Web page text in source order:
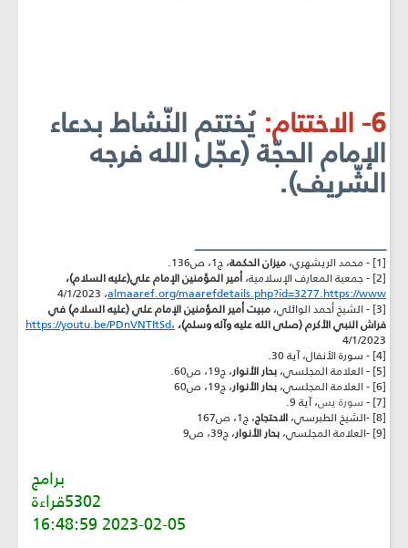
6- الاختتام: يُختتم النّشاط بدعاء
الإمام الحجّة (عجّل الله فرجه
الشّريف).
ـــــــــــــــــــــــــــــــــــــــــــــــــــــــــــــــــــــــــــــــــــــــــــــــــــــــــ
[1] - محمد الريشهري،
ميزان الحكمة، ج1، ص136.
[2] - جمعية المعارف الإسلامية،
أمير المؤمنين الإمام علي(عليه السلام)،
https://www
.
almaaref.org/maarefdetails.php?id=3277، 4/1/2023
[3] - الشيخ أحمد الوائلي،
مبيت أمير المؤمنين الإمام علي (عليه السلام) في
فراش النبي الأكرم (صلى الله عليه وآله وسلم)، https://youtu.be/PDnVNTItSd،
4/1/2023
[4] - سورة الأنفال، آية 30.
[5] - العلامة المجلسي،
بحار الأنوار، ج19، ص60.
[6] - العلامة المجلسي،
بحار الأنوار، ج19، ص60
[7] -
سورة يس، آية 9.
[8] -الشيخ الطبرسي،
الاحتجاج، ج1، ص167
[9]
-العلامة المجلسي، بحار الأنوار، ج39، ص9
برامج
5302قراءة
2023-02-05 16:48:59